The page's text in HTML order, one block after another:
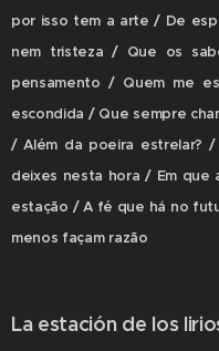
por isso tem a arte / De
nem tristeza / Que os
pensamento / Quem me
escondida / Que sempre
/ Além da poeira estrelar? /
deixes nesta hora / Em que
estação / A fé que há no
menos façam razão
La estación de los